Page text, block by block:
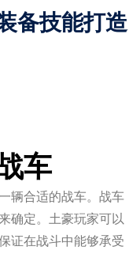
备技能打造
车
辆合适的战车。战车
确定。土豪玩家可以
证在战斗中能够承受